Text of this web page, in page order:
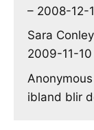
– 2008-12-
Sara Conley
2009-11-10
Anonymous
ibland blir